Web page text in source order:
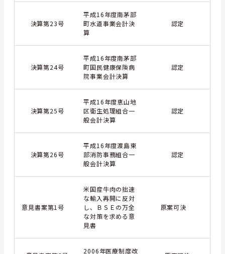
決算第23号
平成16年度南茅部
町水道事業会計決
算
認定
決算第24号
平成16年度南茅部
町国民健康保険病
院事業会計決算
認定
決算第25号
平成16年度恵山地
区衛生処理組合一
般会計決算
認定
決算第26号
平成16年度渡島東
部消防事務組合一
般会計決算
認定
意見書案第1号
米国産牛肉の拙速
な輸入再開に反対
し、ＢＳＥの万全
な対策を求める意
見書
原案可決
2006年医療制度改